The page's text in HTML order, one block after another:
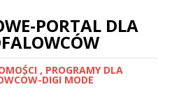
PORTAL DLA
, PROGRAMY DLA
DIGI MODE